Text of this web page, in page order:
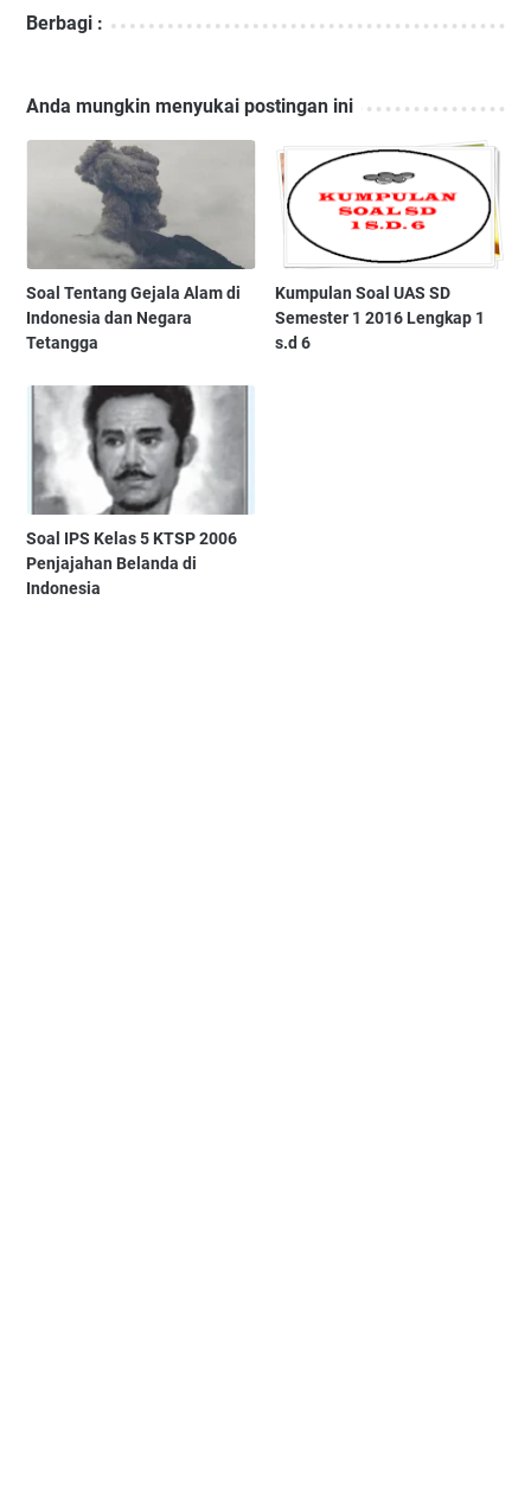
Berbagi :
Anda mungkin menyukai postingan ini
Soal Tentang Gejala Alam di
Indonesia dan Negara
Tetangga
Kumpulan Soal UAS SD
Semester 1 2016 Lengkap 1
s.d 6
Soal IPS Kelas 5 KTSP 2006
Penjajahan Belanda di
Indonesia